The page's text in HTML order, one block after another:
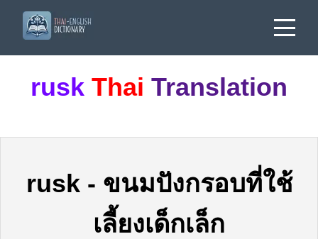
rusk Thai Translation
rusk- ขนมปังกรอบที่ใช้
เลี้ยงเด็กเล็ก